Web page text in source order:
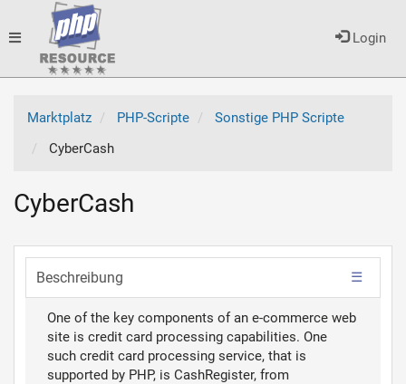
Login
Toggle
navigation
Marktplatz PHP-Scripte
Sonstige PHP Scripte
CyberCash
CyberCash
Beschreibung
One of the key components of an e-commerce web
site is credit card processing capabilities. One
such credit card processing service, that is
supported by PHP, is CashRegister, from